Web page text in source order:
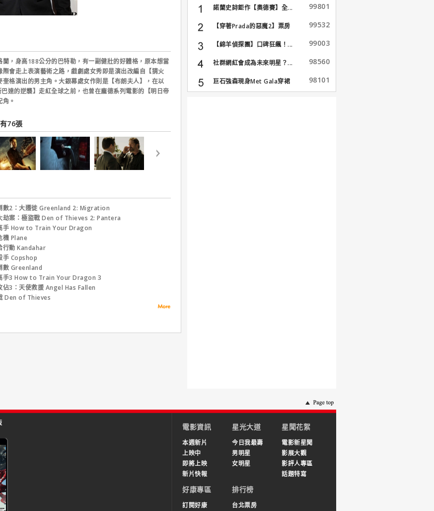
蘭，身高188公分的巴特勒，有一副健壯的好體格，原本想當
際會走上表演藝術之路，戲劇處女秀即是演出改編自【猜火
奎格演出的男主角。大銀幕處女作則是【布朗夫人】，在以
巴達的逆襲】走紅全球之前，也曾在龐德系列電影的【明日帝
角。
76張
數2：大遷徙 Greenland 2: Migration
劫案：極盜戰 Den of Thieves 2: Pantera
手 How to Train Your Dragon
機 Plane
行動 Kandahar
手 Copshop
數 Greenland
手3 How to Train Your Dragon 3
佔3：天使救援 Angel Has Fallen
Den of Thieves
諾蘭史詩鉅作【奧德賽】全...
99801
【穿著Prada的惡魔2】票房
99532
【綿羊偵探團】口碑狂飆！... 99003
社群網紅會成為未來明星？... 98560
巨石強森現身Met Gala穿裙
子...
98101
電影資訊
本週新片
上映中
即將上映
新片快報
星光大道
今日我最壽
男明星
女明星
星聞花絮
電影新星聞
影展大觀
影評人專區
話題特寫
好康專區
訂閱好康
排行榜
台北票房